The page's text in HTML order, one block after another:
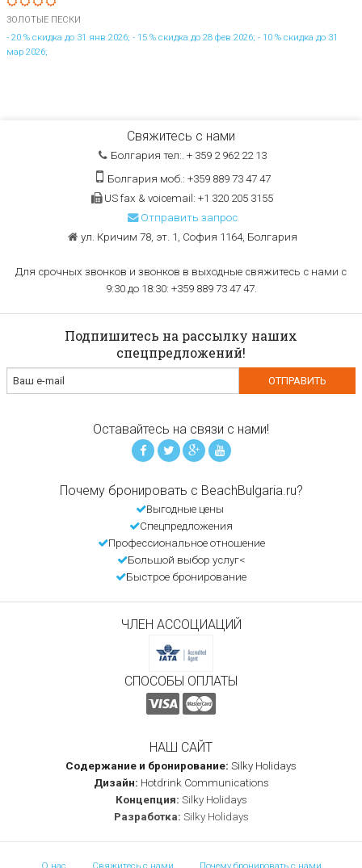
ЗОЛОТЫЕ ПЕСКИ
- 20 % скидка до 31 янв 2026; - 15 % скидка до 28 фев 2026; - 10 % скидка до 31
мар 2026;
Свяжитесь с нами
Болгария тел:. + 359 2 962 22 13
Болгария моб.: +359 889 73 47 47
US fax & voicemail: +1 320 205 3155
Отправить запрос
ул. Кричим 78, эт. 1, София 1164, Болгария
Для срочных звонков и звонков в выходные свяжитесь с нами с
9:30 до 18:30: +359 889 73 47 47.
Подпишитесь на рассылку наших
спецпредложений!
Оставайтесь на связи с нами!
Почему бронировать с BeachBulgaria.ru?
Выгодные цены
Спецпредложения
Профессиональное отношение
Большой выбор услуг<
Быстрое бронирование
ЧЛЕН АССОЦИАЦИЙ
СПОСОБЫ ОПЛАТЫ
НАШ САЙТ
Содержание и бронирование: Silky Holidays
Дизайн: Hotdrink Communications
Концепция: Silky Holidays
Разработка: Silky Holidays
О нас Свяжитесь с нами Почему бронировать с нами